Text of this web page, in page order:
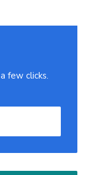
few clicks.